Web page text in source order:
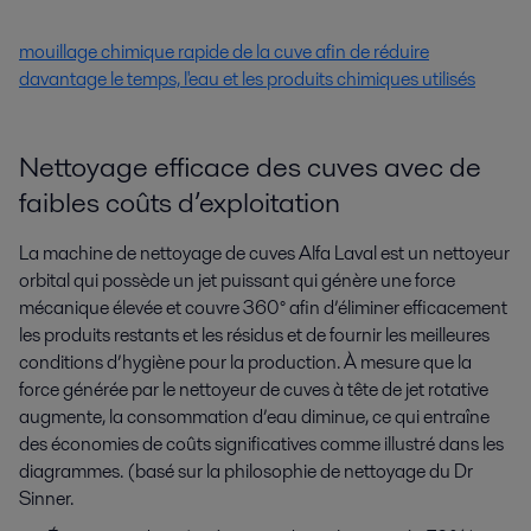
mouillage chimique rapide de la cuve afin de réduire
davantage le temps, l'eau et les produits chimiques utilisés
Nettoyage efficace des cuves avec de
faibles coûts d’exploitation
La machine de nettoyage de cuves Alfa Laval est un nettoyeur
orbital qui possède un jet puissant qui génère une force
mécanique élevée et couvre 360° afin d’éliminer efficacement
les produits restants et les résidus et de fournir les meilleures
conditions d’hygiène pour la production. À mesure que la
force générée par le nettoyeur de cuves à tête de jet rotative
augmente, la consommation d’eau diminue, ce qui entraîne
des économies de coûts significatives comme illustré dans les
diagrammes. (basé sur la philosophie de nettoyage du Dr
Sinner.